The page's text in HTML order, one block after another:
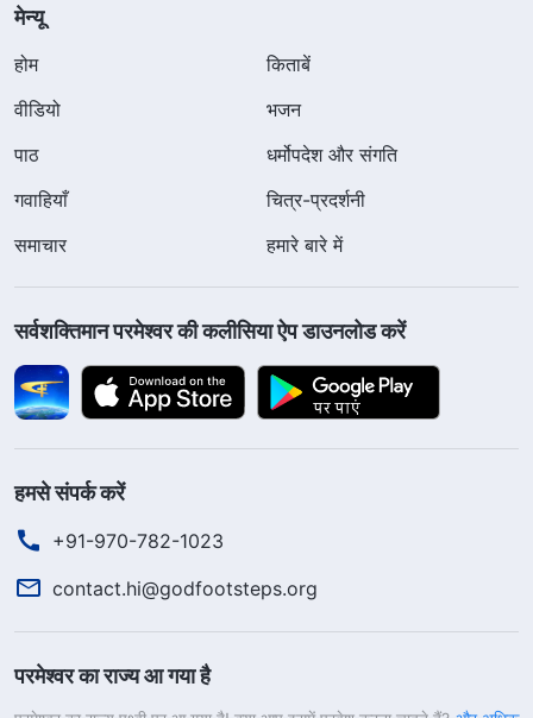
मेन्यू
होम
किताबें
वीडियो
भजन
पाठ
धर्मोपदेश और संगति
गवाहियाँ
चित्र-प्रदर्शनी
समाचार
हमारे बारे में
सर्वशक्तिमान परमेश्वर की कलीसिया ऐप डाउनलोड करें
हमसे संपर्क करें
+91-970-782-1023
contact.hi@godfootsteps.org
परमेश्वर का राज्य आ गया है